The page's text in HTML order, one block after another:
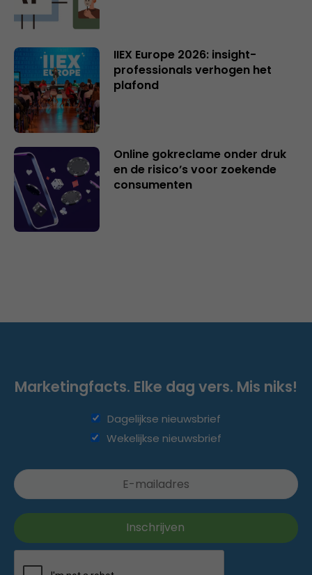
IIEX Europe 2026: insight-
professionals verhogen het
plafond
Online gokreclame onder druk
en de risico’s voor zoekende
consumenten
Marketingfacts. Elke dag vers. Mis niks!
Dagelijkse nieuwsbrief
Wekelijkse nieuwsbrief